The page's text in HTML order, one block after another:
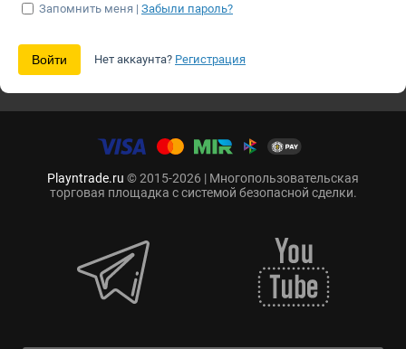
Запомнить меня | Забыли пароль?
Нет аккаунта? Регистрация
Playntrade.ru © 2015-2026 | Многопользовательская
торговая площадка с системой безопасной сделки.